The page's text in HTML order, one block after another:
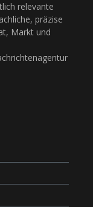
relevante
präzise
Markt und